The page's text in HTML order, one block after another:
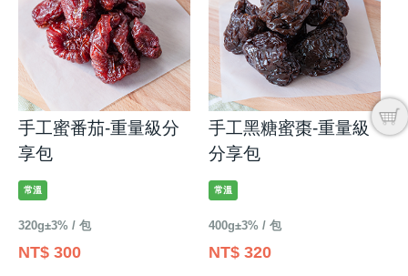
手工蜜番茄-重量級分
享包
常溫
320g±3% / 包
NT$ 300
手工黑糖蜜棗-重量級
分享包
常溫
400g±3% / 包
NT$ 320